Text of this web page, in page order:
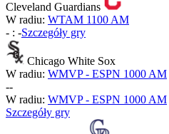
Cleveland Guardians
W radiu: WTAM 1100 AM
- : -Szczegóły gry
Chicago White Sox
W radiu: WMVP - ESPN 1000 AM
--
W radiu: WMVP - ESPN 1000 AM
Szczegóły gry